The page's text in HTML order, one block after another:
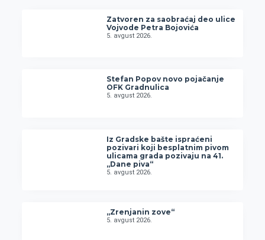
Zatvoren za saobraćaj deo ulice
Vojvode Petra Bojovića
5. avgust 2026.
Stefan Popov novo pojačanje
OFK Gradnulica
5. avgust 2026.
Iz Gradske bašte ispraćeni
pozivari koji besplatnim pivom
ulicama grada pozivaju na 41.
„Dane piva“
5. avgust 2026.
„Zrenjanin zove“
5. avgust 2026.